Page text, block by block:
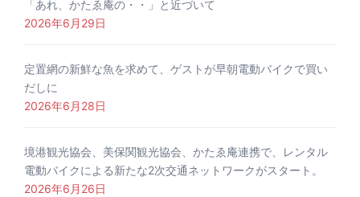
「あれ、かたゑ庵の・・」と近づいて
2026年6月29日
定置網の新鮮な魚を求めて、ゲストが早朝電動バイクで買い
だしに
2026年6月28日
境港観光協会、美保関観光協会、かたゑ庵連携で、レンタル
電動バイクによる新たな2次交通ネットワークがスタート。
2026年6月26日